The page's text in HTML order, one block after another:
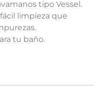
tipo Vessel.
limpieza que
tu baño.